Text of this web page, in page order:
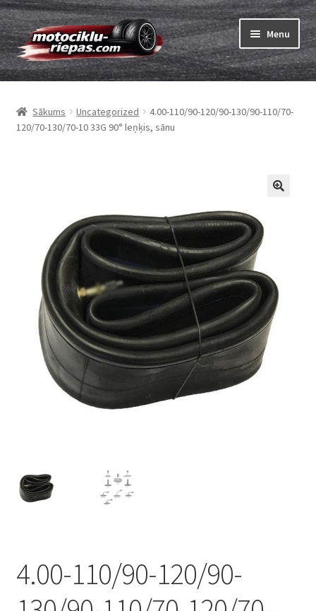
Skip
to
navigation
Skip
to
content
Menu
Riepas
Expand
menu
Kameras
Expand
Expand
Zīmoli
child
menu
Kontakti
Sākums Uncategorized
4.00-110/90-120/90-130/90-110/70-
120/70-130/70-10 33G 90° leņķis, sānu
4.00-110/90-120/90-